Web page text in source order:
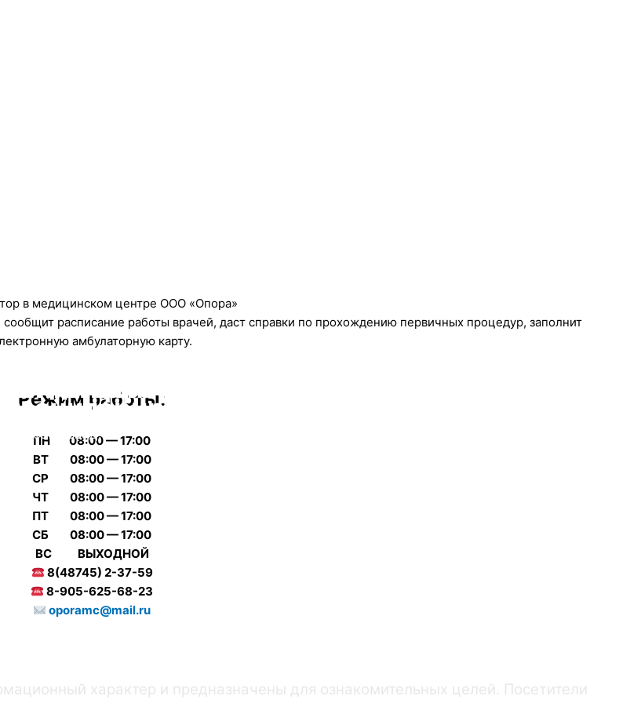
центр "Опора"
Южный д.8
виды анализов
аппарат узи
класса
мониторирование экг
в медицинском центре ООО «Опора»
расписание работы врачей, даст справки по прохождению первичных процедур, заполнит
амбулаторную карту.
Режим работы:
ПН 08:00 — 17:00
ВТ 08:00 — 17:00
СР 08:00 — 17:00
ЧТ 08:00 — 17:00
ПТ 08:00 — 17:00
СБ 08:00 — 17:00
ВС ВЫХОДНОЙ
8(48745) 2-37-59
8-905-625-68-23
oporamc@mail.ru
характер и предназначены для ознакомительных целей. Посетители